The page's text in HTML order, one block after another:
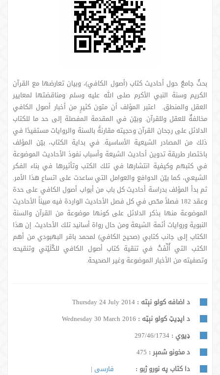
بحثٌ جامعٌ حول أحاديث كتاب (أصول الكافي)، وبيان تعارضها مع القرآن
الكريم وسنة النبي الأكرم صلى الله عليه وسلم ومناقضتها لمعايير
العقل والمنطق. اعتبر المؤلف أن متون كثيرٍ من أخبار أصول الكافي
مخالفةٌ للعقل وللقرآن. وبيّن في المقدمة المفصلة إلى حد ما للكتاب
الدلائل على رجحان القرآن وحجيته مقارنةً بالسنة والروايات مستفيدًا في
ذلك من المصادر الشيعية الأساسية. في بداية الكتاب، بيّن المؤلف
باختصار طريقة تدوين أحاديث الشيعة وأسباب نفوذ الأحاديث الموضوعة
في كتبهم وكيفية انتشارها في تلك الكتب وتأثيرها في بناء الفكر
الشيعي، كما بيّن الدوافع والعوامل التي ساعدت على اتساع هذا الأمر.
ثم بدأ المؤلف بدراسة أحاديث كل باب من أبواب أصول الكافي على حدة
وعقد 182 فصلاً محّص في كل فصل الأحاديث الواردة فيه مبيناً الأحاديث
الموضوعة منها بذكر الدلائل على كونها موضوعة من القرآن والسنة
النبوية وروايات أئمة الشيعة ومن حال رواة أسانيد تلك الأحاديث. إن هذا
الكتاب إلى جانب كتابي (صحيح الكافي) لمحمد باقر البهبودي من أهم
الكتب التي أُلِّفَتْ في تنقية كتاب أصول الكافي للكُلَيْني وتنقيحه
وتصفيته من الأخبار الموضوعة وغير الصحيحة.
د اضافه کولو نېته : Thursday 24 July 2014
د اپډیټ کولو نېټه :
ډيوي : 297/46/1734
د مخونو شمېر :
دا کتاب په نورو ژبو :
فارسی